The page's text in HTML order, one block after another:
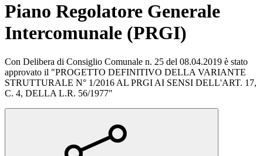
Piano Regolatore Generale
Intercomunale (PRGI)
Con Delibera di Consiglio Comunale n. 25 del 08.04.2019 è stato
approvato il "PROGETTO DEFINITIVO DELLA VARIANTE
STRUTTURALE N° 1/2016 AL PRGI AI SENSI DELL'ART. 17,
C. 4, DELLA L.R. 56/1977"